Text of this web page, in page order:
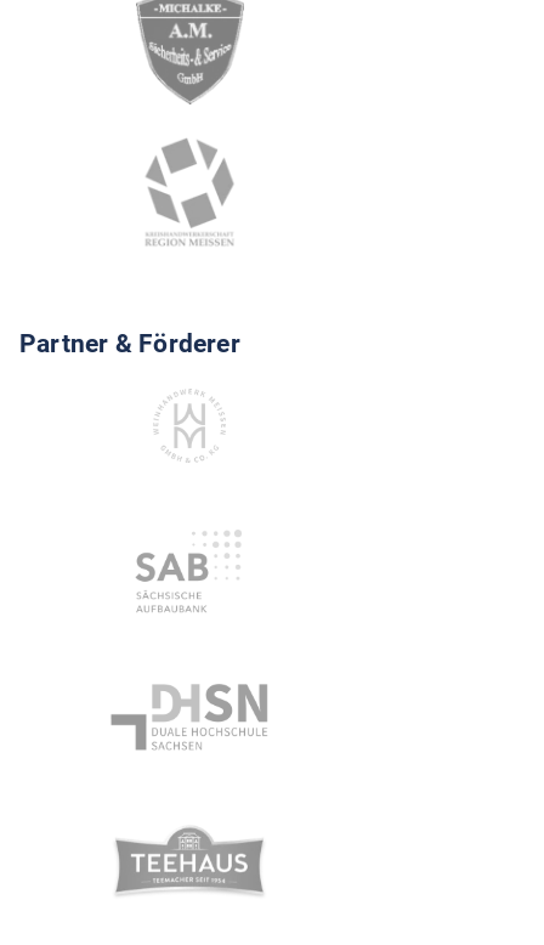
Partner & Förderer